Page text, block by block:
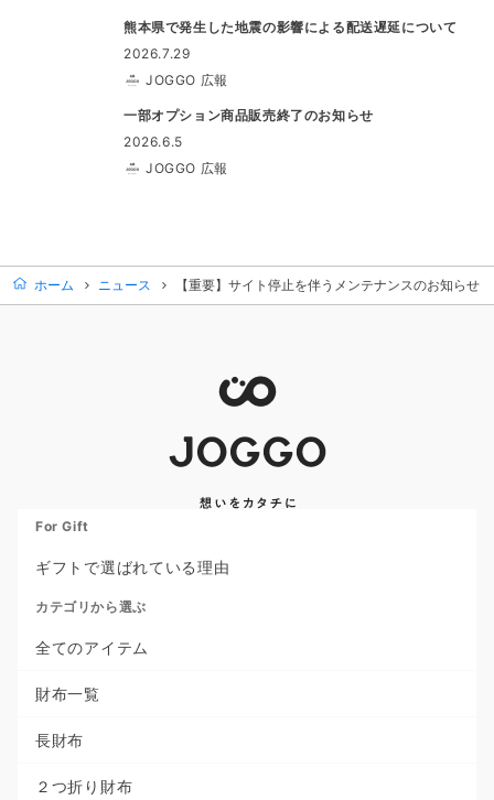
熊本県で発生した地震の影響による配送遅延について
2026.7.29
JOGGO 広報
一部オプション商品販売終了のお知らせ
2026.6.5
JOGGO 広報
ホーム ニュース 【重要】サイト停止を伴うメンテナンスのお知ら
For Gift
ギフトで選ばれている理由
カテゴリから選ぶ
全てのアイテム
財布一覧
長財布
２つ折り財布